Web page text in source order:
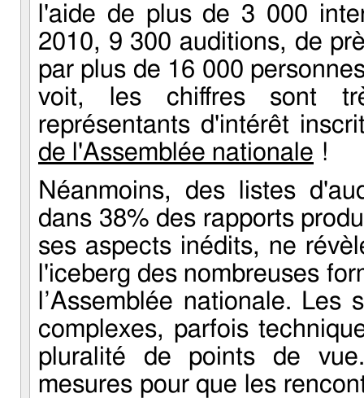
l'aide de plus de 3 000
2010, 9 300 auditions, de
par plus de 16 000
voit, les chiffres sont
représentants d'intérêt
de l'Assemblée nationale !
Néanmoins, des listes
dans 38% des rapports
ses aspects inédits, ne
l'iceberg des nombreuses
l’Assemblée nationale.
complexes, parfois
pluralité de points de
mesures pour que les